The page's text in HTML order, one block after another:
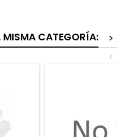
MISMA CATEGORÍA:
>
<